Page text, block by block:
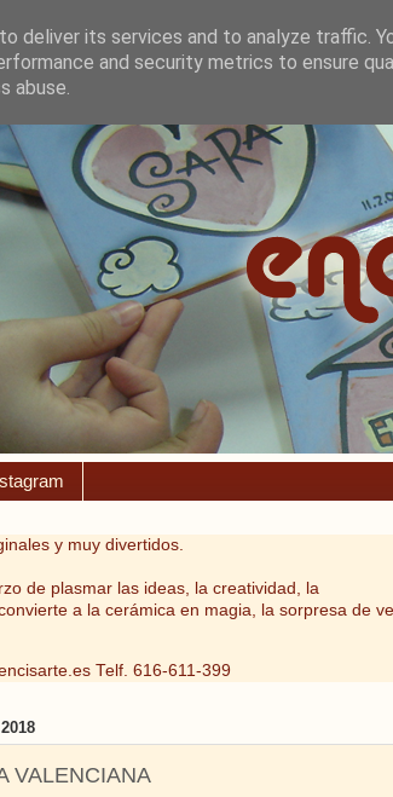
y muy divertidos.
de plasmar las ideas, la creatividad, la
a la cerámica en magia, la sorpresa de
Telf. 616-611-399
VALENCIANA
deliver its services and to analyze traffic.
and security metrics to ensure
abuse.